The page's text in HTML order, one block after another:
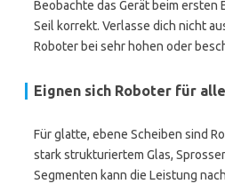
Beobachte das Gerät beim ersten
Seil korrekt. Verlasse dich nicht
Roboter bei sehr hohen oder
Eignen sich Roboter für
Für glatte, ebene Scheiben sind
stark strukturiertem Glas,
Segmenten kann die Leistung